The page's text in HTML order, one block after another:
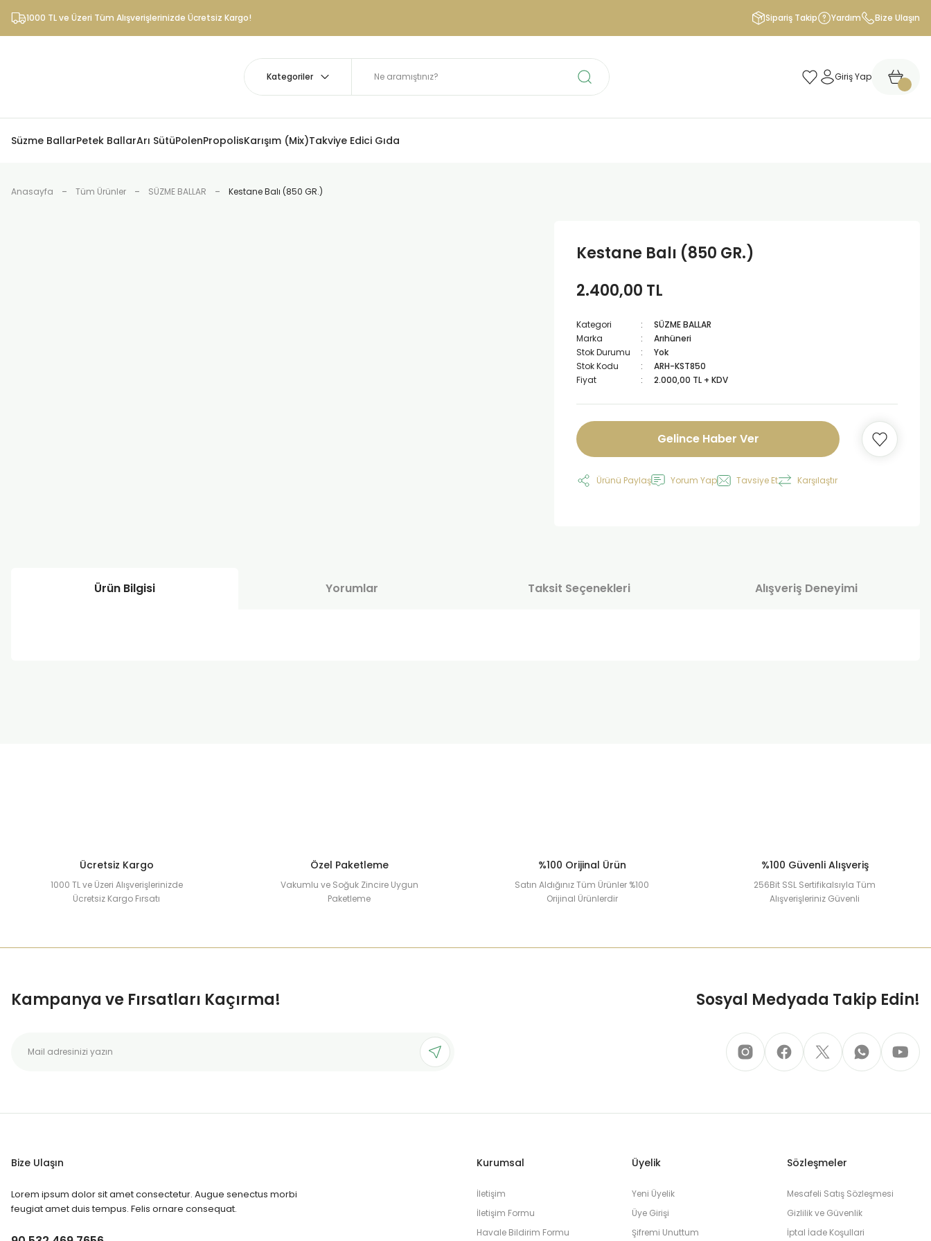
1000 TL ve Üzeri Tüm Alışverişlerinizde Ücretsiz Kargo! Sipariş Takip Yardım Bize Ulaşın
Giriş Yap
Süzme BallarPetek BallarArı SütüPolenPropolisKarışım (Mix)Takviye Edici Gıda
Anasayfa Tüm Ürünler SÜZME BALLAR Kestane Balı (850 GR.)
Kestane Balı (850 GR.)
2.400,00 TL
Kategori
SÜZME BALLAR
Marka
Arıhüneri
Stok Durumu
Yok
Stok Kodu
ARH-KST850
Fiyat
2.000,00 TL + KDV
Gelince Haber Ver
Ürünü Paylaş Yorum Yap Tavsiye Et Karşılaştır
Ürün Bilgisi Yorumlar Taksit Seçenekleri Alışveriş Deneyimi
Ücretsiz Kargo
1000 TL ve Üzeri Alışverişlerinizde
Ücretsiz Kargo Fırsatı
Özel Paketleme
Vakumlu ve Soğuk Zincire Uygun
Paketleme
%100 Orijinal Ürün
Satın Aldığınız Tüm Ürünler %100
Orijinal Ürünlerdir
%100 Güvenli Alışveriş
256Bit SSL Sertifikalsıyla Tüm
Alışverişleriniz Güvenli
Kampanya ve Fırsatları Kaçırma! Sosyal Medyada Takip Edin!
Bize Ulaşın
Lorem ipsum dolor sit amet consectetur. Augue senectus morbi
feugiat amet duis tempus. Felis ornare consequat.
Kurumsal
İletişim
İletişim Formu
Havale Bildirim Formu
Üyelik
Yeni Üyelik
Üye Girişi
Şifremi Unuttum
Sözleşmeler
Mesafeli Satış Sözleşmesi
Gizlilik ve Güvenlik
İptal İade Koşullari